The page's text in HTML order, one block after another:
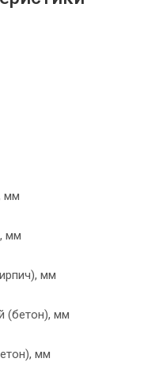
мм
мм
мм
(бетон), мм
мм